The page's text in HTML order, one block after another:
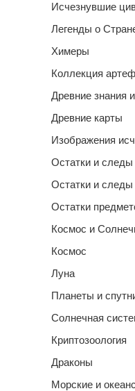
Исчезнувшие
Легенды о
Химеры
Коллекция
Древние знания
Древние карты
Изображения
Остатки и
Остатки и следы
Остатки
Космос и
Космос
Луна
Планеты и
Солнечная
Криптозоология
Драконы
Морские и